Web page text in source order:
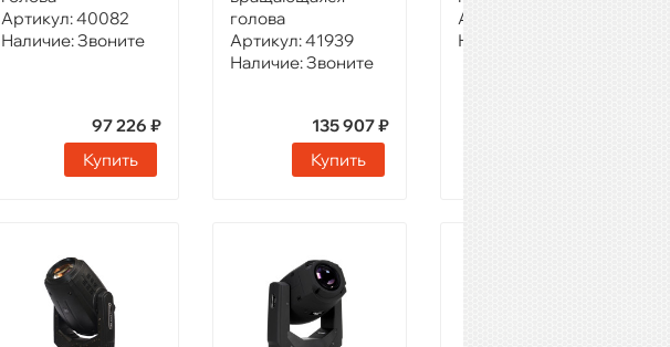
Артикул:40082
Наличие:Звоните
97 226 ₽
Купить
голова
Артикул:41939
Наличие:Звоните
135 907 ₽
Купить
Артикул:
Наличие: